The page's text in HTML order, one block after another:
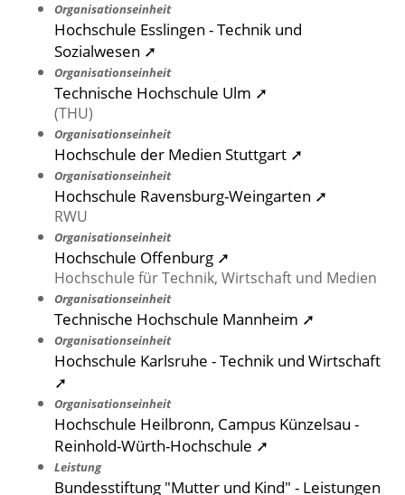
Organisationseinheit
Hochschule Esslingen - Technik und
Sozialwesen ➚
Organisationseinheit
Technische Hochschule Ulm ➚
(THU)
Organisationseinheit
Hochschule der Medien Stuttgart ➚
Organisationseinheit
Hochschule Ravensburg-Weingarten ➚
RWU
Organisationseinheit
Hochschule Offenburg ➚
Hochschule für Technik, Wirtschaft und Medien
Organisationseinheit
Technische Hochschule Mannheim ➚
Organisationseinheit
Hochschule Karlsruhe - Technik und Wirtschaft
➚
Organisationseinheit
Hochschule Heilbronn, Campus Künzelsau -
Reinhold-Würth-Hochschule ➚
Leistung
Bundesstiftung "Mutter und Kind" - Leistungen